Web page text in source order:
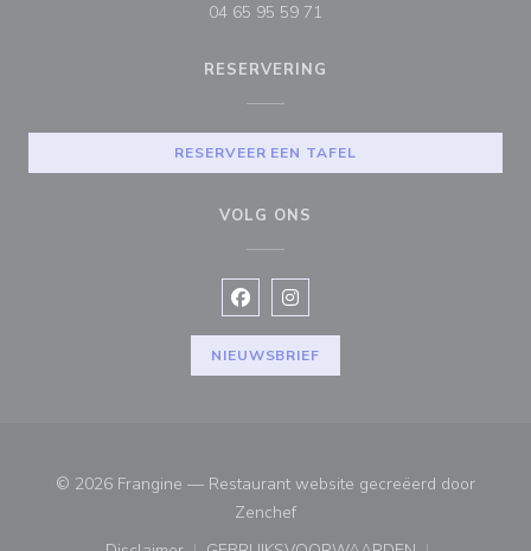
04 65 95 59 71
RESERVERING
RESERVEER EEN TAFEL
VOLG ONS
Facebook ((opent in een nieuw
Instagram ((opent in een
NIEUWSBRIEF
© 2026 Frangine — Restaurant website gecreëerd door
Zenchef((opent in een nieuw venster))